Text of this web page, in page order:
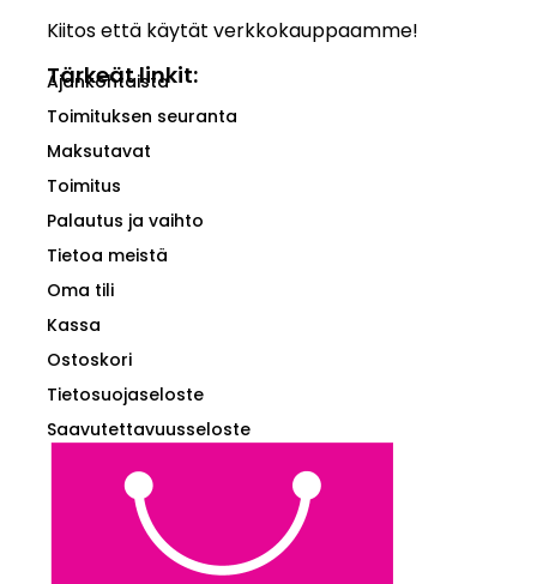
Kiitos että käytät verkkokauppaamme!
Tärkeät linkit:
Ajankohtaista
Toimituksen seuranta
Maksutavat
Toimitus
Palautus ja vaihto
Tietoa meistä
Oma tili
Kassa
Ostoskori
Tietosuojaseloste
Saavutettavuusseloste